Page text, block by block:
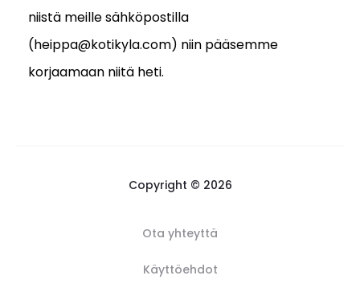
niistä meille sähköpostilla
(heippa@kotikyla.com) niin pääsemme
korjaamaan niitä heti.
Copyright © 2026
Ota yhteyttä
Käyttöehdot